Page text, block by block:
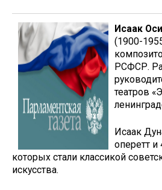
Исаак
(1900-
РСФСР.
театров
Исаак
оперетт и
которых стали классикой
искусства.